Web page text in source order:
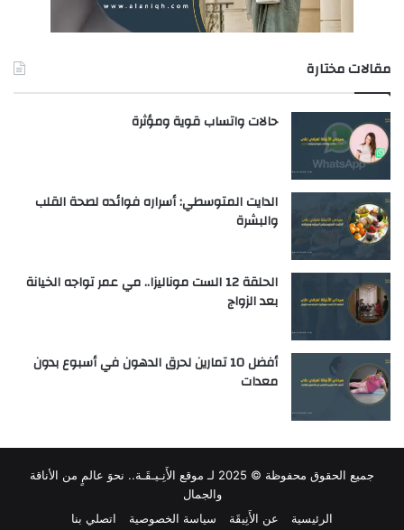
مقالات مختارة
حالات واتساب قوية ومؤثرة
الدايت المتوسطي: أسراره فوائده لصحة القلب
والبشرة
الحلقة 12 الست موناليزا.. مي عمر تواجه الخيانة
بعد الزواج
أفضل 10 تمارين لحرق الدهون في أسبوع بدون
معدات
جميع الحقوق محفوظة © 2025 لـ
موقع الأَنِـيـقَـة.. نحوَ عالمٍ من الأناقة
والجمال
الرئيسية
عن الأَنِيقَة سياسة الخصوصية اتصلي بنا